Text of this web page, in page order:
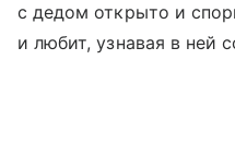
с дедом открыто и
и любит, узнавая в ней